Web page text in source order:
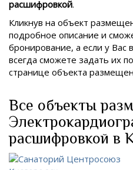
расшифровкой.
Кликнув на объект
подробное описание и
бронирование, а если у Вас
всегда сможете задать их
странице объекта
Все объекты
расшифровкой в